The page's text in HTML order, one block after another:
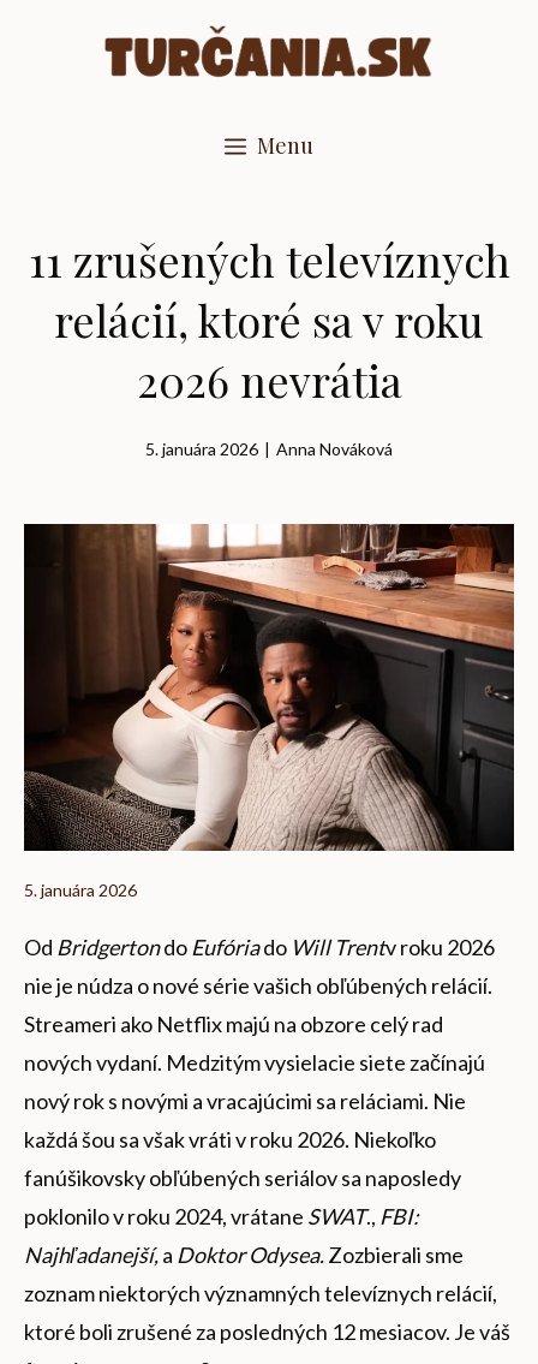
Menu
11 zrušených televíznych
relácií, ktoré sa v roku
2026 nevrátia
5. januára 2026 | Anna Nováková
5. januára 2026
Od BridgertondoEufóriado Will Trentv roku 2026
nie je núdza o nové série vašich obľúbených relácií.
Streameri ako Netflix majú na obzore celý rad
nových vydaní. Medzitým vysielacie siete začínajú
nový rok s novými a vracajúcimi sa reláciami. Nie
každá šou sa však vráti v roku 2026. Niekoľko
fanúšikovsky obľúbených seriálov sa naposledy
poklonilo v roku 2024, vrátane SWAT., FBI:
Najhľadanejší,a Doktor Odysea.Zozbierali sme
zoznam niektorých významných televíznych relácií,
ktoré boli zrušené za posledných 12 mesiacov. Je váš